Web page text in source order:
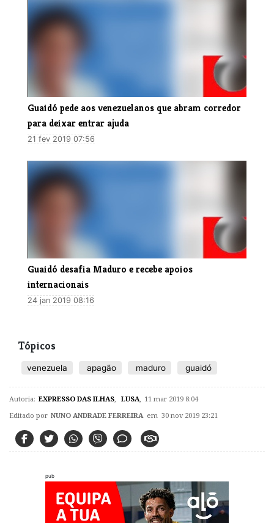
Guaidó pede aos venezuelanos que abram corredor
para deixar entrar ajuda
21 fev 2019 07:56
​Guaidó desafia Maduro e recebe apoios
internacionais
24 jan 2019 08:16
Tópicos
venezuela apagão maduro guaidó
Autoria: EXPRESSO DAS ILHAS LUSA 11 mar 2019 8:04
Editado por NUNO ANDRADE FERREIRA em 30 nov 2019 23:21
pub